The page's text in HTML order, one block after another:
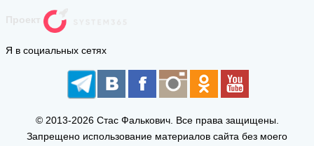
Проект
Я в социальных сетях
© 2013-2026 Стас Фалькович. Все права защищены.
Запрещено использование материалов сайта без моего